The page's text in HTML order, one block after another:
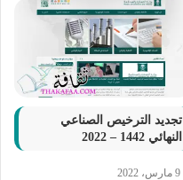
تجديد الترخيص الصناعي
النهائي 1442 – 2022
9 مارس، 2022